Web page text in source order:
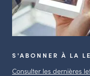
S'ABONNER À LA
Consulter les dernières